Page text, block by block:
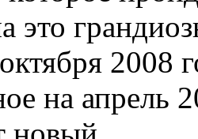
это
2008
на апрель